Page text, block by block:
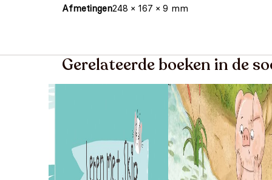
Afmetingen248 × 167 × 9 mm
Gerelateerde boeken in de